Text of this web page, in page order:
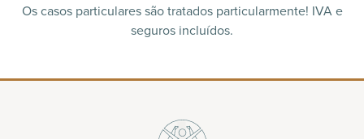
Os casos particulares são tratados particularmente! IVA e
seguros incluídos.